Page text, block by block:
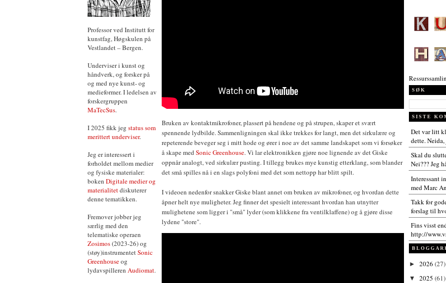
Professor ved Institutt for
kunstfag, Høgskulen på
Vestlandet – Bergen.
Underviser i kunst og
håndverk, og forsker på
og med nye kunst- og
medieformer. I ledelsen av
forskergruppen
MaTecSus.
I 2025 fikk jeg status som
merittert underviser.
Jeg er interessert i
forholdet mellom medier
og fysiske materialer:
boken Digitale medier og
materialitetdiskuterer
denne tematikken.
Fremover jobber jeg
særlig med den
telematiske operaen
Zosimos(2023-26) og
(støy)instrumentetSonic
Greenhouseog
lydavspilleren Audiomat.
Bruken av kontaktmikrofoner, plassert på hendene og på strupen, skaper et svært
spennende lydbilde. Sammenligningen skal ikke trekkes for langt, men det sirkulære og
repeterende beveger seg i mitt hode og ører i noe av det samme landskapet som vi forsøker
å skape med Sonic Greenhouse. Vi lar elektronikken gjøre noe lignende av det Giske
oppnår analogt, ved sirkulær pusting. I tillegg brukes mye kunstig etterklang, som blander
det små spilles nå i en slags polyfoni med det som nettopp har blitt spilt.
I videoen nedenfor snakker Giske blant annet om bruken av mikrofoner, og hvordan dette
åpner helt nye muligheter. Jeg finner det spesielt interessant hvordan han utnytter
mulighetene som ligger i "små" lyder (som klikkene fra ventilklaffene) og å gjøre disse
lydene "store".
SØK
SISTE
Det var litt
dette.
Skal du
Nei??? Jeg
Interessant
med Marc
Takk for
forslag til
Fins visst
http://
► 2026 (27)
▼ 2025 (61)